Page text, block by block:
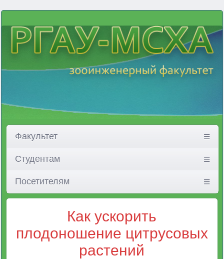
Факультет
Студентам
Посетителям
Как ускорить
плодоношение цитрусовых
растений